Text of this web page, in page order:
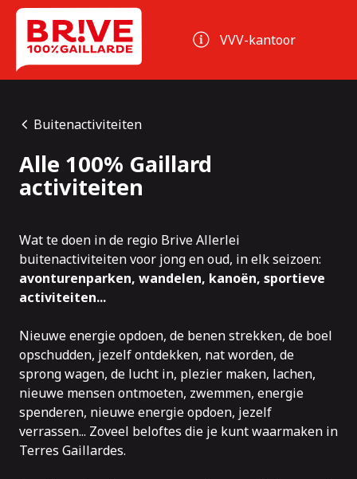
Cookies beheer paneel
VVV-kantoor
Buitenactiviteiten
Alle 100% Gaillard
activiteiten
Wat te doen in de regio Brive Allerlei
buitenactiviteiten voor jong en oud, in elk seizoen:
avonturenparken, wandelen, kanoën, sportieve
activiteiten...
Nieuwe energie opdoen, de benen strekken, de boel
opschudden, jezelf ontdekken, nat worden, de
sprong wagen, de lucht in, plezier maken, lachen,
nieuwe mensen ontmoeten, zwemmen, energie
spenderen, nieuwe energie opdoen, jezelf
verrassen... Zoveel beloftes die je kunt waarmaken in
Terres Gaillardes.